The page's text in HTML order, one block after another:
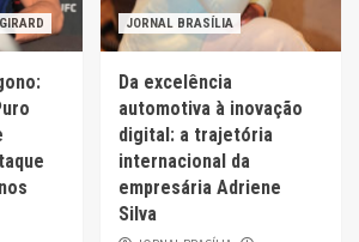
JORNAL BRASÍLIA
Da excelência
automotiva à inovação
digital: a trajetória
internacional da
empresária Adriene
Silva